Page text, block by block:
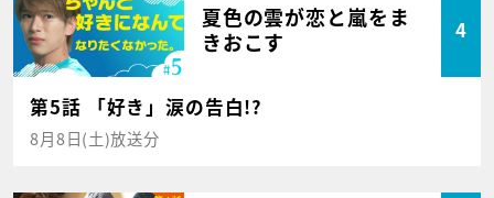
夏色の雲が恋と嵐をま
きおこす
4
第5話 「好き」涙の告白!?
8月8日(土)放送分